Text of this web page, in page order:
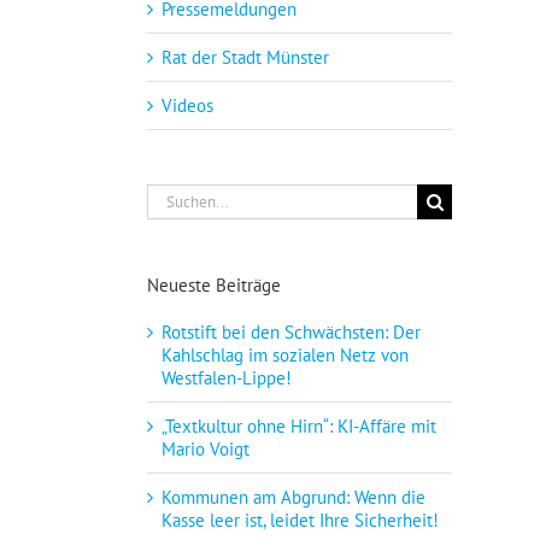
Pressemeldungen
Rat der Stadt Münster
Videos
Suche
nach:
Neueste Beiträge
Rotstift bei den Schwächsten: Der
Kahlschlag im sozialen Netz von
Westfalen-Lippe!
„Textkultur ohne Hirn“: KI-Affäre mit
Mario Voigt
Kommunen am Abgrund: Wenn die
Kasse leer ist, leidet Ihre Sicherheit!